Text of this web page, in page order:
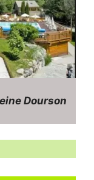
Dourson